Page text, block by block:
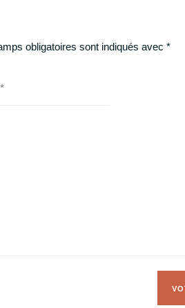
obligatoires sont indiqués avec *